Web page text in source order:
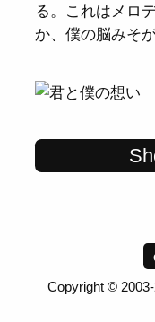
る。これはメロ
か、僕の脳みそ
Copyright ©